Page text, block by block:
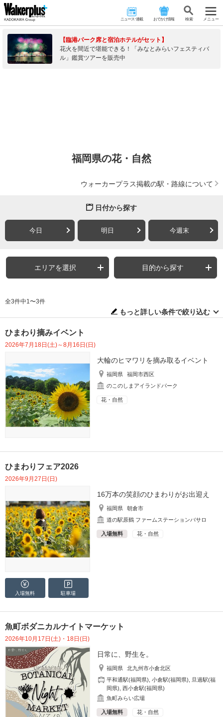
ニュース･連載 おでかけ情報 検 索 メニュー
【臨港パーク席と宿泊ホテルがセット】
花火を間近で堪能できる！「みなとみらいフェスティバ
ル」鑑賞ツアーを販売中
福岡県の花・自然
ウォーカープラス掲載の駅・路線について
日付から探す
今日 明日 今週末
エリアを選択 目的から探す
全3件中1〜3件
もっと詳しい条件で絞り込む
ひまわり摘みイベント
2026年7月18日(土)～8月16日(日)
大輪のヒマワリを摘み取るイベント
福岡県
福岡市西区
のこのしまアイランドパーク
花・自然
ひまわりフェア2026
2026年9月27日(日)
16万本の笑顔のひまわりがお出迎え
福岡県
朝倉市
道の駅原鶴 ファームステーションバサロ
入場無料 花・自然
入場無料 駐車場
魚町ボダニカルナイトマーケット
2026年10月17日(土)・18日(日)
日常に、野生を。
福岡県
北九州市小倉北区
平和通駅(福岡県),小倉駅(福岡県),旦過駅(福
岡県),西小倉駅(福岡県)
魚町みらい広場
入場無料 花・自然